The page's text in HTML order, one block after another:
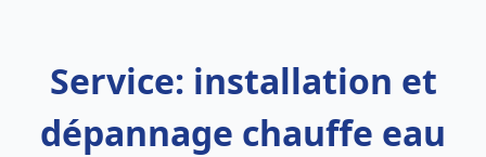
Service: installation et
dépannage chauffe eau